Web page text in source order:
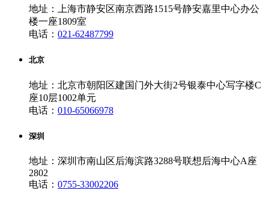
地址：上海市静安区南京西路1515号静安嘉里中心办公
楼一座1809室
电话： 021-62487799
北京
地址：北京市朝阳区建国门外大街2号银泰中心写字楼C
座10层1002单元
电话： 010-65066978
深圳
地址：深圳市南山区后海滨路3288号联想后海中心A座
2802
电话： 0755-33002206